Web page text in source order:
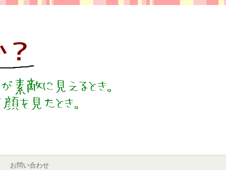
お問い合わせ